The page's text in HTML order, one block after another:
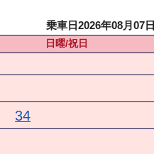
乗車日2026年08月07日
日曜/祝日
34